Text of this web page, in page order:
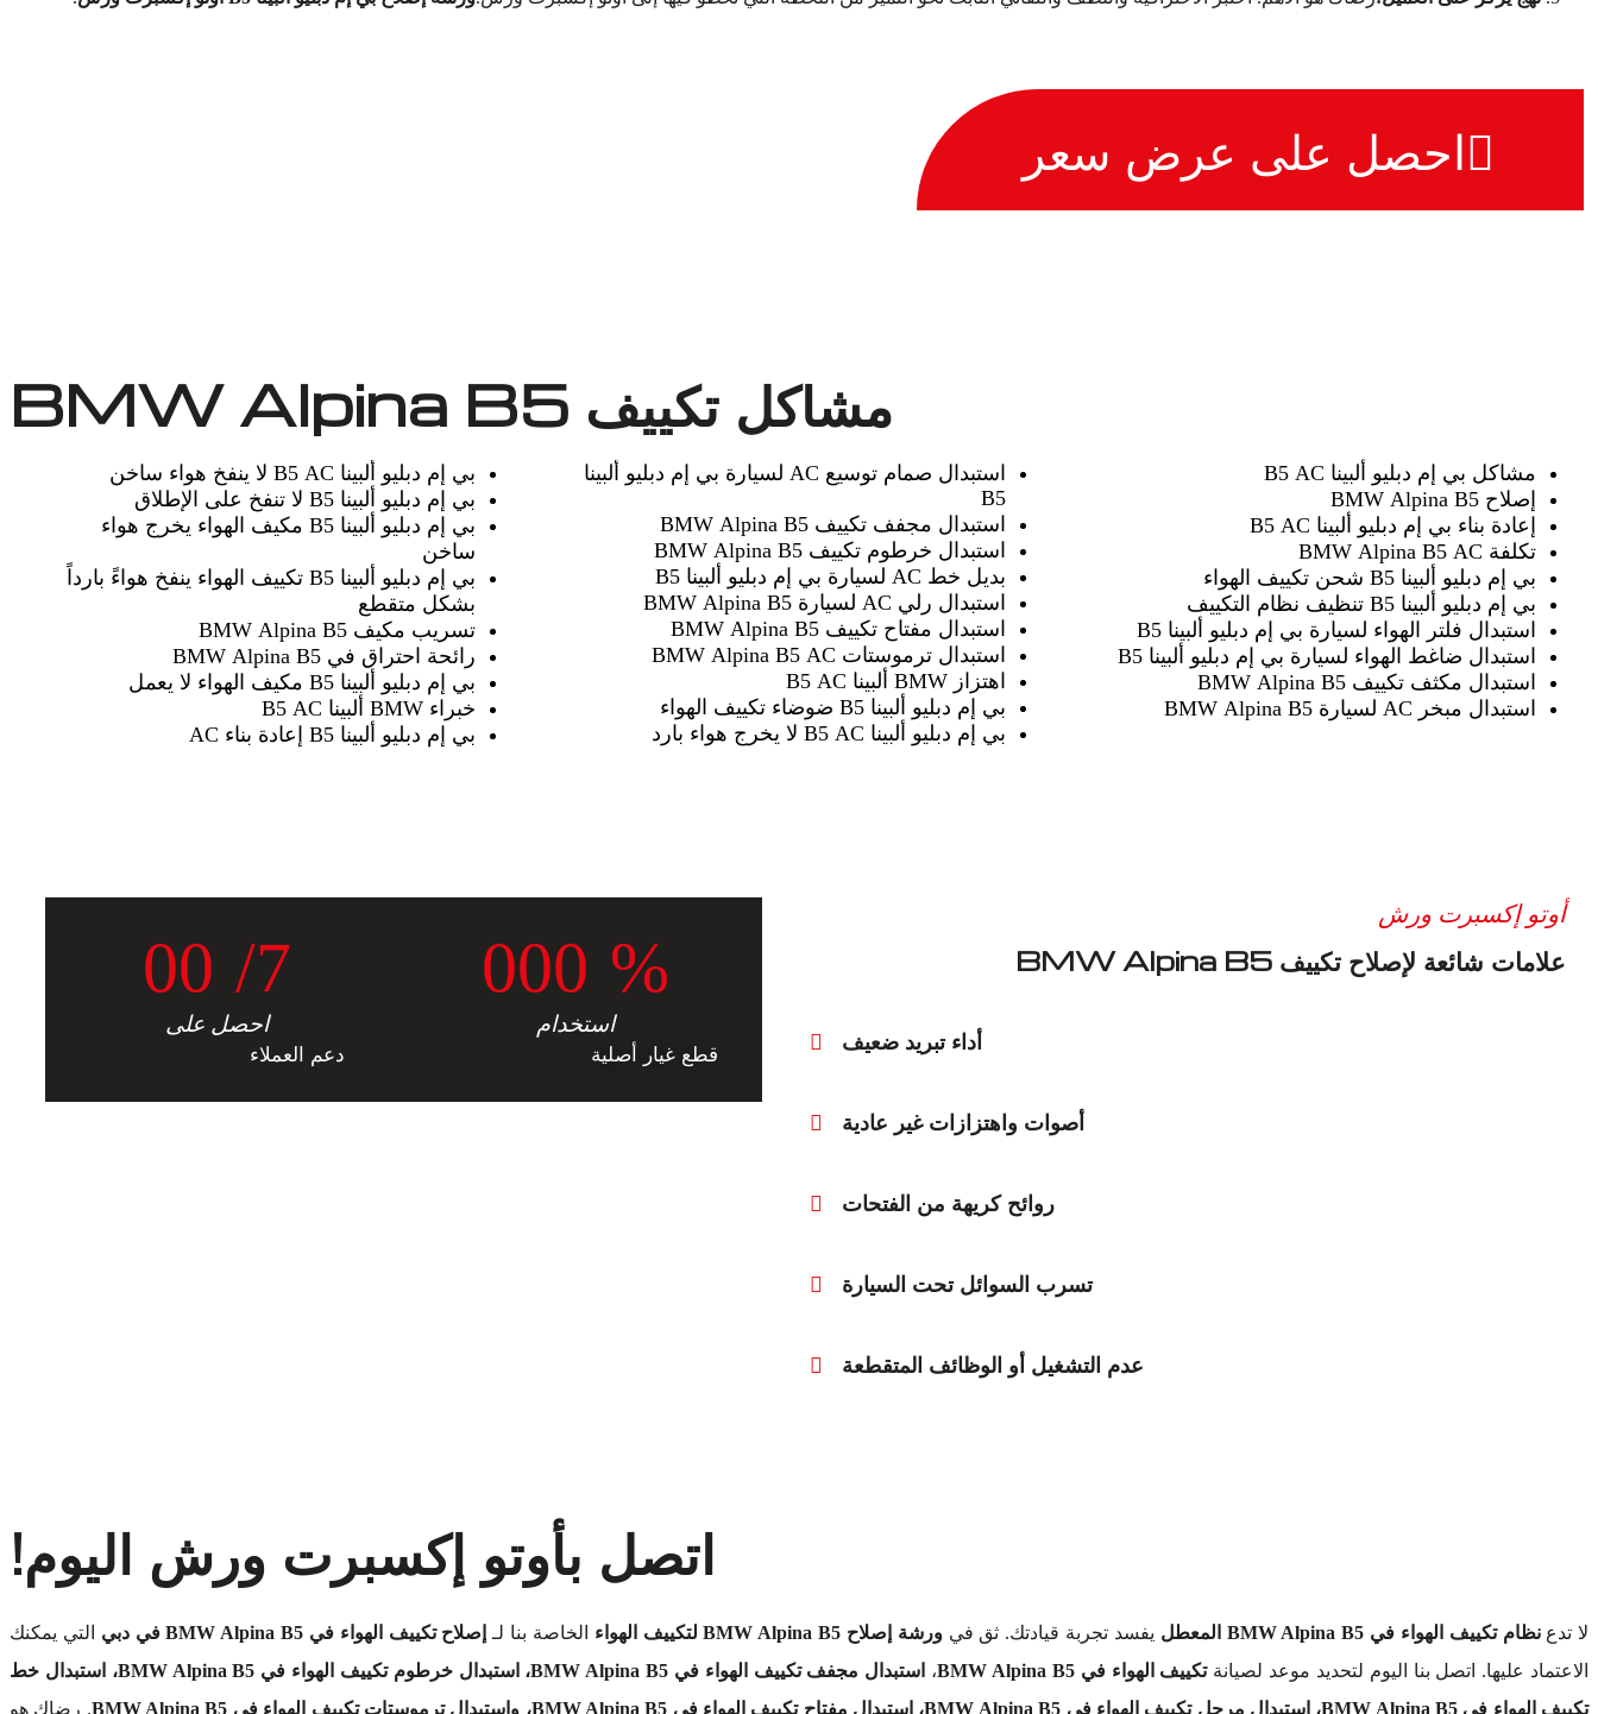
احصل على عرض سعر
مشاكل تكييف BMW Alpina B5
مشاكل بي إم دبليو ألبينا B5 AC
إصلاح BMW Alpina B5
إعادة بناء بي إم دبليو ألبينا B5 AC
تكلفة BMW Alpina B5 AC
بي إم دبليو ألبينا B5 شحن تكييف الهواء
بي إم دبليو ألبينا B5 تنظيف نظام التكييف
استبدال فلتر الهواء لسيارة بي إم دبليو ألبينا B5
استبدال ضاغط الهواء لسيارة بي إم دبليو ألبينا B5
استبدال مكثف تكييف BMW Alpina B5
استبدال مبخر AC لسيارة BMW Alpina B5
استبدال صمام توسيع AC لسيارة بي إم دبليو ألبينا
B5
استبدال مجفف تكييف BMW Alpina B5
استبدال خرطوم تكييف BMW Alpina B5
بديل خط AC لسيارة بي إم دبليو ألبينا B5
استبدال رلي AC لسيارة BMW Alpina B5
استبدال مفتاح تكييف BMW Alpina B5
استبدال ترموستات BMW Alpina B5 AC
اهتزاز BMW ألبينا B5 AC
بي إم دبليو ألبينا B5 ضوضاء تكييف الهواء
بي إم دبليو ألبينا B5 AC لا يخرج هواء بارد
بي إم دبليو ألبينا B5 AC لا ينفخ هواء ساخن
بي إم دبليو ألبينا B5 لا تنفخ على الإطلاق
بي إم دبليو ألبينا B5 مكيف الهواء يخرج هواء
ساخن
بي إم دبليو ألبينا B5 تكييف الهواء ينفخ هواءً بارداً
بشكل متقطع
تسريب مكيف BMW Alpina B5
رائحة احتراق في BMW Alpina B5
بي إم دبليو ألبينا B5 مكيف الهواء لا يعمل
خبراء BMW ألبينا B5 AC
بي إم دبليو ألبينا B5 إعادة بناء AC
أوتو إكسبرت ورش
علامات شائعة لإصلاح تكييف BMW Alpina B5
أداء تبريد ضعيف
أصوات واهتزازات غير عادية
روائح كريهة من الفتحات
تسرب السوائل تحت السيارة
عدم التشغيل أو الوظائف المتقطعة
000 %
استخدام
قطع غيار أصلية
00 /7
احصل على
دعم العملاء
اتصل بأوتو إكسبرت ورش اليوم!
لا تدعنظام تكييف الهواء في BMW Alpina B5 المعطل يفسد تجربة قيادتك. ثق فيورشة إصلاح BMW Alpina B5 لتكييف الهواء الخاصة بنا لـ إصلاح تكييف الهواء في BMW Alpina B5 في دبي
التي يمكنك
الاعتماد عليها. اتصل بنا اليوم لتحديد موعد لصيانةتكييف الهواء في BMW Alpina B5 ،
استبدال مجفف تكييف الهواء في BMW Alpina B5، استبدال خرطوم تكييف الهواء في BMW Alpina B5، استبدال خط
تكييف الهواء في BMW Alpina B5، استبدال مرحل تكييف الهواء في BMW Alpina B5، استبدال مفتاح تكييف الهواء في BMW Alpina B5، واستبدال ترموستات تكييف الهواء في BMW Alpina B5
. رضاك هو